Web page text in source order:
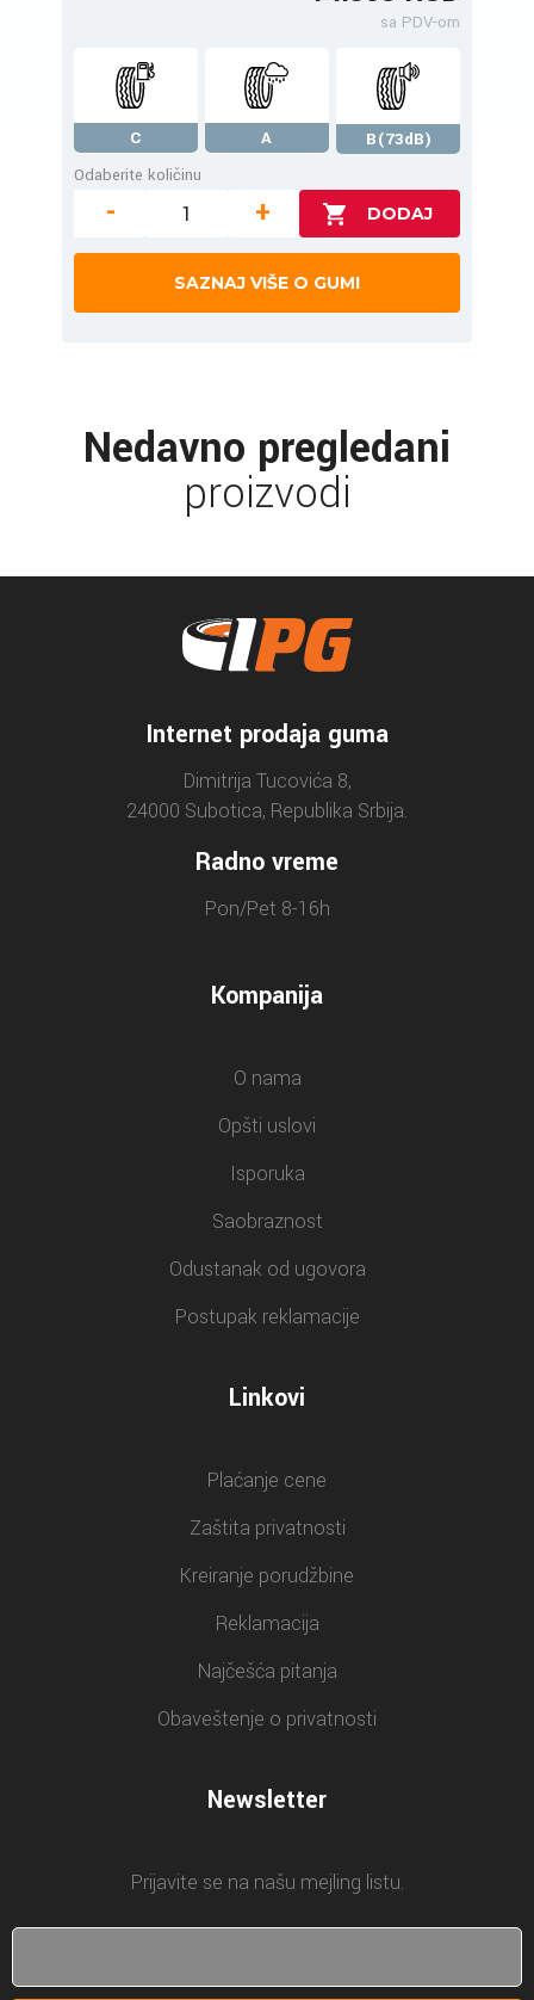
sa PDV-om
C A
B(73dB)
Odaberite količinu
- +
SAZNAJ VIŠE O GUMI
Nedavno pregledani
proizvodi
Internet prodaja guma
Dimitrija Tucovića 8,
24000 Subotica, Republika Srbija.
Radno vreme
Pon/Pet 8-16h
Kompanija
O nama
Opšti uslovi
Isporuka
Saobraznost
Odustanak od ugovora
Postupak reklamacije
Linkovi
Plaćanje cene
Zaštita privatnosti
Kreiranje porudžbine
Reklamacija
Najčešća pitanja
Obaveštenje o privatnosti
Newsletter
Prijavite se na našu mejling listu.